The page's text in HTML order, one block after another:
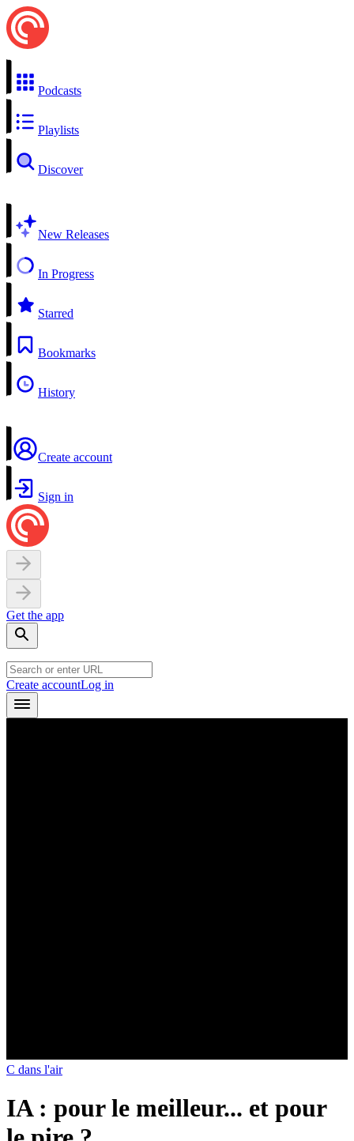
Podcasts
Playlists
Discover
New Releases
In Progress
Starred
Bookmarks
History
Create account
Sign in
Get the app
Create accountLog in
C dans l'air
IA : pour le meilleur... et pour